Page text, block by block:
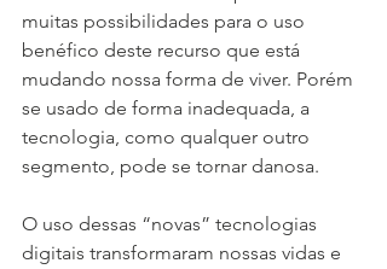
muitas possibilidades para o uso
benéfico deste recurso que está
mudando nossa forma de viver. Porém
se usado de forma inadequada, a
tecnologia, como qualquer outro
segmento, pode se tornar danosa.
O uso dessas “novas” tecnologias
digitais transformaram nossas vidas e